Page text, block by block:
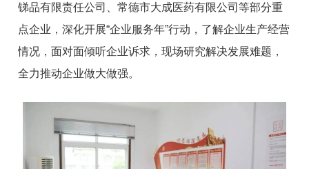
锑品有限责任公司、常德市大成医药有限公司等部分重
点企业，深化开展“企业服务年”行动，了解企业生产经营
情况，面对面倾听企业诉求，现场研究解决发展难题，
全力推动企业做大做强。